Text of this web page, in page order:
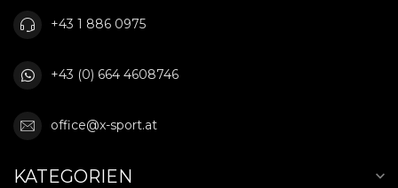
+43 1 886 0975
+43 (0) 664 4608746
office@x-sport.at
KATEGORIEN